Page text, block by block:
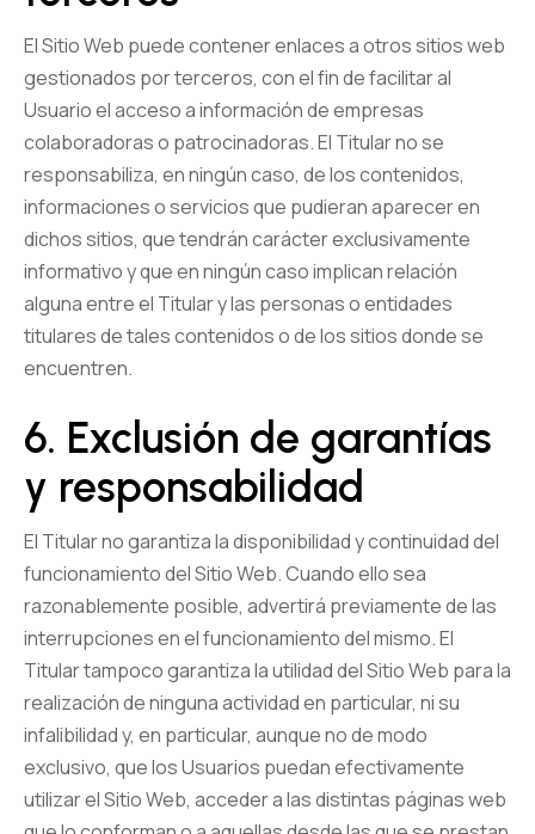
El Sitio Web puede contener enlaces a otros sitios web
gestionados por terceros, con el fin de facilitar al
Usuario el acceso a información de empresas
colaboradoras o patrocinadoras. El Titular no se
responsabiliza, en ningún caso, de los contenidos,
informaciones o servicios que pudieran aparecer en
dichos sitios, que tendrán carácter exclusivamente
informativo y que en ningún caso implican relación
alguna entre el Titular y las personas o entidades
titulares de tales contenidos o de los sitios donde se
encuentren.
6. Exclusión de garantías
y responsabilidad
El Titular no garantiza la disponibilidad y continuidad del
funcionamiento del Sitio Web. Cuando ello sea
razonablemente posible, advertirá previamente de las
interrupciones en el funcionamiento del mismo. El
Titular tampoco garantiza la utilidad del Sitio Web para la
realización de ninguna actividad en particular, ni su
infalibilidad y, en particular, aunque no de modo
exclusivo, que los Usuarios puedan efectivamente
utilizar el Sitio Web, acceder a las distintas páginas web